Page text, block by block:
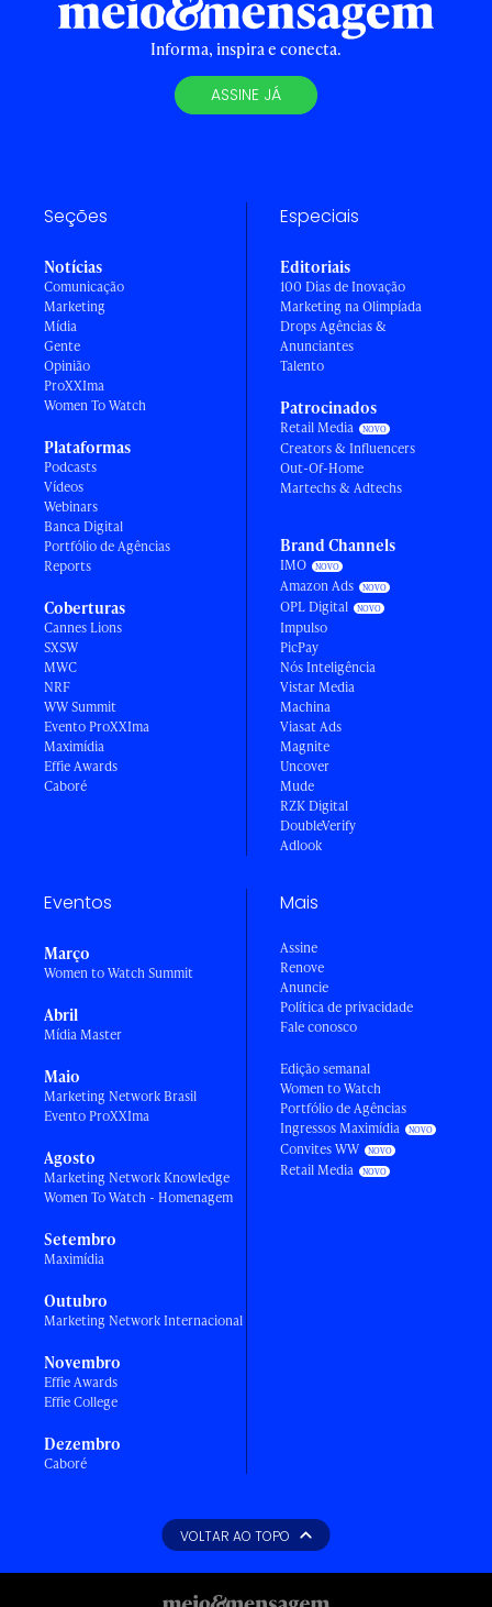
Informa, inspira e conecta.
ASSINE JÁ
Seções
Notícias
Comunicação
Marketing
Mídia
Gente
Opinião
ProXXIma
Women To Watch
Plataformas
Podcasts
Vídeos
Webinars
Banca Digital
Portfólio de Agências
Reports
Coberturas
Cannes Lions
SXSW
MWC
NRF
WW Summit
Evento ProXXIma
Maximídia
Effie Awards
Caboré
Especiais
Editoriais
100 Dias de Inovação
Marketing na Olimpíada
Drops Agências &
Anunciantes
Talento
Patrocinados
Retail Media
Creators & Influencers
Out-Of-Home
Martechs & Adtechs
Brand Channels
IMO
Amazon Ads
OPL Digital
Impulso
PicPay
Nós Inteligência
Vistar Media
Machina
Viasat Ads
Magnite
Uncover
Mude
RZK Digital
DoubleVerify
Adlook
Eventos
Março
Women to Watch Summit
Abril
Mídia Master
Maio
Marketing Network Brasil
Evento ProXXIma
Agosto
Marketing Network Knowledge
Women To Watch - Homenagem
Setembro
Maximídia
Outubro
Marketing Network Internacional
Novembro
Effie Awards
Effie College
Dezembro
Caboré
Mais
Assine
Renove
Anuncie
Política de privacidade
Fale conosco
Edição semanal
Women to Watch
Portfólio de Agências
Ingressos Maximídia
Convites WW
Retail Media
VOLTAR AO TOPO